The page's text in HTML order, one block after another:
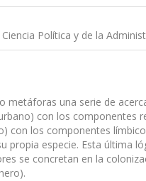
Política y de la
una serie de
con los componentes
con los componentes
especie. Esta última
se concretan en la